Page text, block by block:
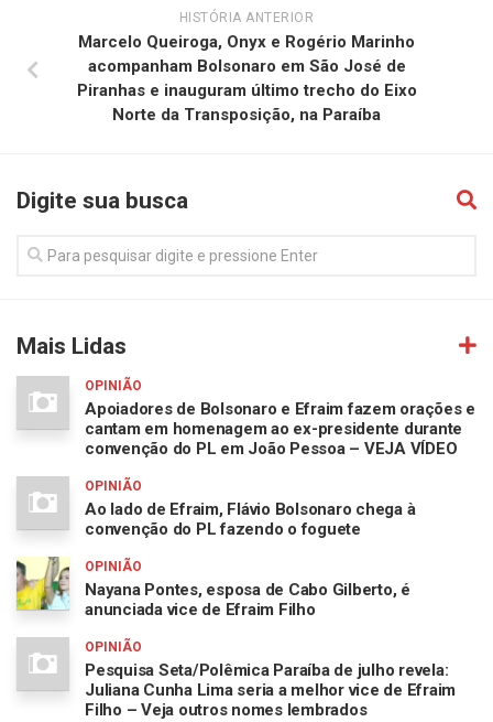
HISTÓRIA ANTERIOR
Marcelo Queiroga, Onyx e Rogério Marinho
acompanham Bolsonaro em São José de
Piranhas e inauguram último trecho do Eixo
Norte da Transposição, na Paraíba
Digite sua busca
Mais Lidas
OPINIÃO
Apoiadores de Bolsonaro e Efraim fazem orações e
cantam em homenagem ao ex-presidente durante
convenção do PL em João Pessoa – VEJA VÍDEO
OPINIÃO
Ao lado de Efraim, Flávio Bolsonaro chega à
convenção do PL fazendo o foguete
OPINIÃO
Nayana Pontes, esposa de Cabo Gilberto, é
anunciada vice de Efraim Filho
OPINIÃO
Pesquisa Seta/Polêmica Paraíba de julho revela:
Juliana Cunha Lima seria a melhor vice de Efraim
Filho – Veja outros nomes lembrados